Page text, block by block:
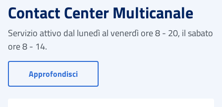
Contact Center Multicanale
Servizio attivo dal lunedì al venerdì ore 8 - 20, il sabato
ore 8 - 14.
Approfondisci- Vai a Contact Center